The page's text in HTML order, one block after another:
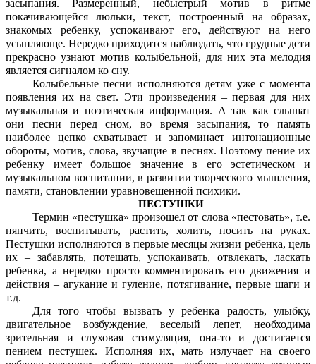
засыпания. Размеренный, небыстрый мотив в ритме
покачивающейся люльки, текст, построенный на образах,
знакомых ребенку, успокаивают его, действуют на него
усыпляюще. Нередко приходится наблюдать, что грудные дети
прекрасно узнают мотив колыбельной, для них эта мелодия
является сигналом ко сну.
Колыбельные песни исполняются детям уже с момента
появления их на свет. Эти произведения – первая для них
музыкальная и поэтическая информация. А так как слышат
они песни перед сном, во время засыпания, то память
наиболее цепко схватывает и запоминает интонационные
обороты, мотив, слова, звучащие в песнях. Поэтому пение их
ребенку имеет большое значение в его эстетическом и
музыкальном воспитании, в развитии творческого мышления,
памяти, становлении уравновешенной психики.
ПЕСТУШКИ
Термин «пестушка» произошел от слова «пестовать», т.е.
нянчить, воспитывать, растить, холить, носить на руках.
Пестушки исполняются в первые месяцы жизни ребенка, цель
их – забавлять, потешать, успокаивать, отвлекать, ласкать
ребенка, а нередко просто комментировать его движения и
действия – агукание и гуление, потягивание, первые шаги и
т.д.
Для того чтобы вызвать у ребенка радость, улыбку,
двигательное возбуждение, веселый лепет, необходима
зрительная и слуховая стимуляция, она-то и достигается
пением пестушек. Исполняя их, мать излучает на своего